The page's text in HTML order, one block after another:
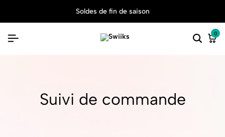
Soldes de fin de saison
0
Suivi de commande